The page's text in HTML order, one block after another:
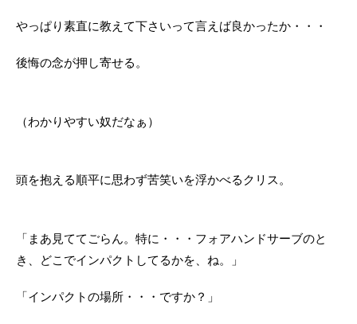
やっぱり素直に教えて下さいって言えば良かったか・・・
後悔の念が押し寄せる。
（わかりやすい奴だなぁ）
頭を抱える順平に思わず苦笑いを浮かべるクリス。
「まあ見ててごらん。特に・・・フォアハンドサーブのと
き、どこでインパクトしてるかを、ね。」
「インパクトの場所・・・ですか？」